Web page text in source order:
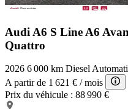
Audi A6 S Line A6
Quattro
2026 6 000 km Diesel
A partir de 1 621 € / mois
Prix du véhicule : 88 990 €